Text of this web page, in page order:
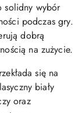
wybór
podczas gry.
dobrą
na zużycie.
się na
biały
oraz